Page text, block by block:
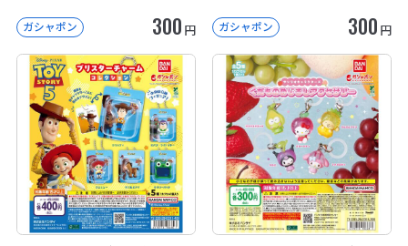
ガシャポン 300 円 ガシャポン 300 円